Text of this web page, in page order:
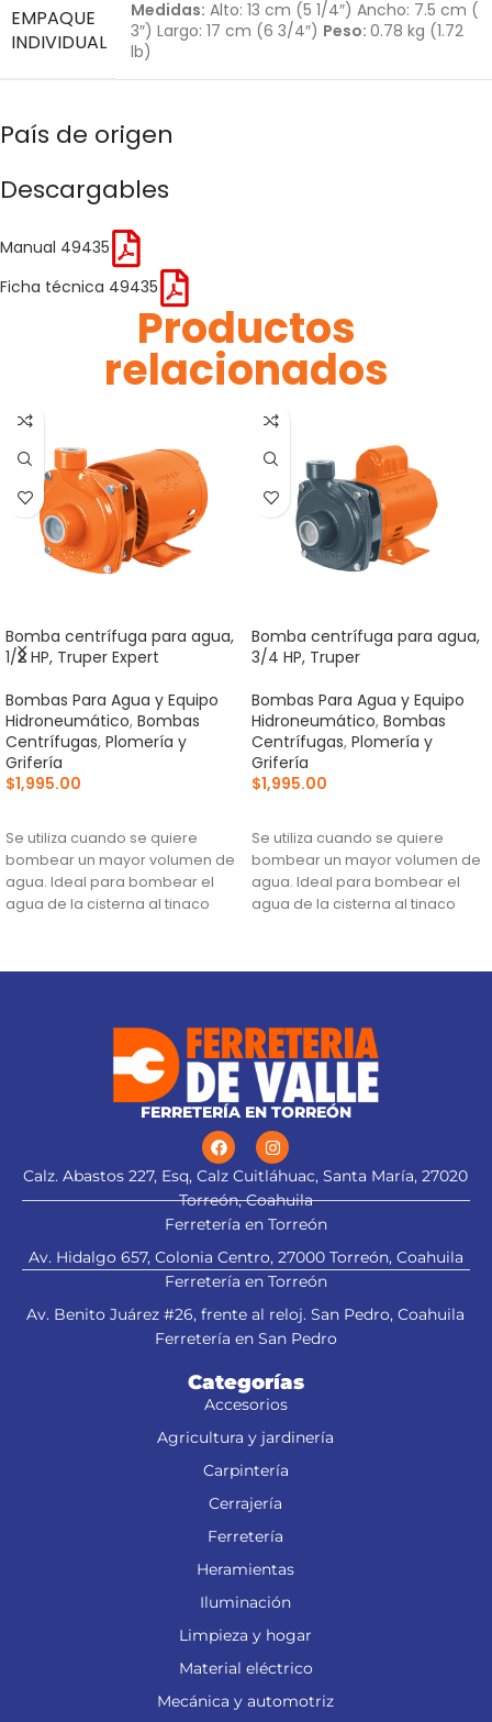
EMPAQUE
INDIVIDUAL
Medidas: Alto: 13 cm (5 1/4″) Ancho: 7.5 cm (
3″) Largo: 17 cm (6 3/4″) Peso: 0.78 kg (1.72
lb)
País de origen
Descargables
Manual 49435
Ficha técnica 49435
Productos
relacionados
Bomba centrífuga para agua,
1/2 HP, Truper Expert
Bombas Para Agua y Equipo
Hidroneumático, Bombas
Centrífugas, Plomería y
Grifería
$1,995.00
Se utiliza cuando se quiere
bombear un mayor volumen de
agua. Ideal para bombear el
agua de la cisterna al tinaco
Bomba centrífuga para agua,
3/4 HP, Truper
Bombas Para Agua y Equipo
Hidroneumático, Bombas
Centrífugas, Plomería y
Grifería
$1,995.00
Se utiliza cuando se quiere
bombear un mayor volumen de
agua. Ideal para bombear el
agua de la cisterna al tinaco
FERRETERÍA EN TORREÓN
Calz. Abastos 227, Esq, Calz Cuitláhuac, Santa María, 27020
Torreón, Coahuila
Ferretería en Torreón
Av. Hidalgo 657, Colonia Centro, 27000 Torreón, Coahuila
Ferretería en Torreón
Av. Benito Juárez #26, frente al reloj. San Pedro, Coahuila
Ferretería en San Pedro
Categorías
Accesorios
Agricultura y jardinería
Carpintería
Cerrajería
Ferretería
Heramientas
Iluminación
Limpieza y hogar
Material eléctrico
Mecánica y automotriz